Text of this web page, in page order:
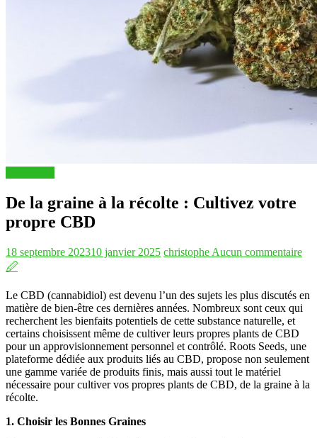
De la graine à la récolte : Cultivez votre
propre CBD
18 septembre 202310 janvier 2025 christophe Aucun commentaire
🖉
Le CBD (cannabidiol) est devenu l’un des sujets les plus discutés en
matière de bien-être ces dernières années. Nombreux sont ceux qui
recherchent les bienfaits potentiels de cette substance naturelle, et
certains choisissent même de cultiver leurs propres plants de CBD
pour un approvisionnement personnel et contrôlé. Roots Seeds, une
plateforme dédiée aux produits liés au CBD, propose non seulement
une gamme variée de produits finis, mais aussi tout le matériel
nécessaire pour cultiver vos propres plants de CBD, de la graine à la
récolte.
1. Choisir les Bonnes Graines